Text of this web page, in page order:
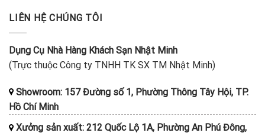
LIÊN HỆ CHÚNG TÔI
Dụng Cụ Nhà Hàng Khách Sạn Nhật Minh
(Trực thuộc Công ty TNHH TK SX TM Nhật Minh)
Showroom: 157 Đường số 1, Phường Thông Tây Hội, TP.
Hồ Chí Minh
Xưởng sản xuất: 212 Quốc Lộ 1A, Phường An Phú Đông,